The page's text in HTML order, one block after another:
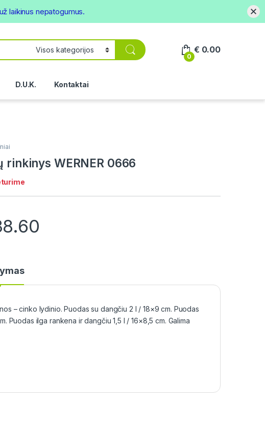
0
€ 0.00
D.U.K. Kontaktai
rinkinys WERNER 0666
– cinko lydinio. Puodas su dangčiu 2 l / 18×9 cm. Puodas
Puodas ilga rankena ir dangčiu 1,5 l / 16×8,5 cm. Galima
laikinus nepatogumus.